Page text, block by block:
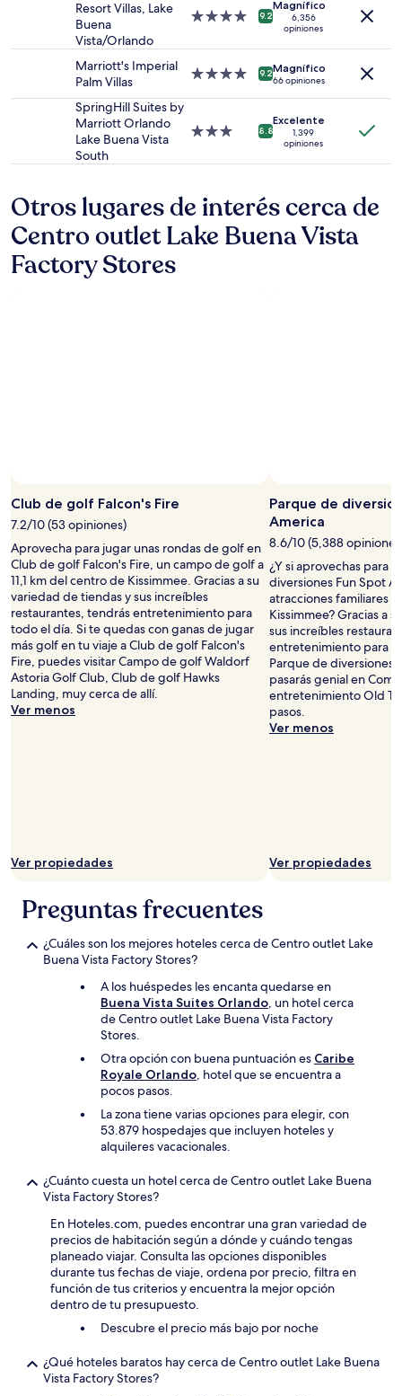
disponibilidad
están
cambios.
adicionales.
estrellas
Resort Villas, Lake
Buena
Vista/Orlando
Propiedad
4.0
estrellas
9.2
Magnífico
6,356
opiniones
Marriott's Imperial
Palm Villas
Propiedad
estrellas
9.2Magnífico
66 opiniones
SpringHill Suites by
Marriott Orlando
Lake Buena Vista
South
Propiedad
3.0
8.8
Excelente
1,399
opiniones
Otros lugares de interés cerca de
Centro outlet Lake Buena Vista
Factory Stores
de
uso
por
Visit
Orlando
Club de golf Falcon's Fire
7.2/10 (53 opiniones)
Aprovecha para jugar unas rondas de golf en
Club de golf Falcon's Fire, un campo de golf a
11,1 km del centro de Kissimmee. Gracias a su
variedad de tiendas y sus increíbles
restaurantes, tendrás entretenimiento para
todo el día. Si te quedas con ganas de jugar
más golf en tu viaje a Club de golf Falcon's
Fire, puedes visitar Campo de golf Waldorf
Astoria Golf Club, Club de golf Hawks
Landing, muy cerca de allí.
Ver menos
Ver propiedades
Parque de
America
8.6/10 (5,388
¿Y si aprovechas para
diversiones Fun Spot
atracciones familiares
Kissimmee? Gracias a
sus increíbles
entretenimiento para
Parque de diversiones
pasarás genial en
entretenimiento Old
pasos.
Ver menos
Ver propiedades
Preguntas frecuentes
¿Cuáles son los mejores hoteles cerca de Centro outlet Lake
Buena Vista Factory Stores?
A los huéspedes les encanta quedarse en
Buena Vista Suites Orlando, un hotel cerca
de Centro outlet Lake Buena Vista Factory
Stores.
Otra opción con buena puntuación es Caribe
Royale Orlando, hotel que se encuentra a
pocos pasos.
La zona tiene varias opciones para elegir, con
53.879 hospedajes que incluyen hoteles y
alquileres vacacionales.
¿Cuánto cuesta un hotel cerca de Centro outlet Lake Buena
Vista Factory Stores?
En Hoteles.com, puedes encontrar una gran variedad de
precios de habitación según a dónde y cuándo tengas
planeado viajar. Consulta las opciones disponibles
durante tus fechas de viaje, ordena por precio, filtra en
función de tus criterios y encuentra la mejor opción
dentro de tu presupuesto.
Descubre el precio más bajo por noche
¿Qué hoteles baratos hay cerca de Centro outlet Lake Buena
Vista Factory Stores?